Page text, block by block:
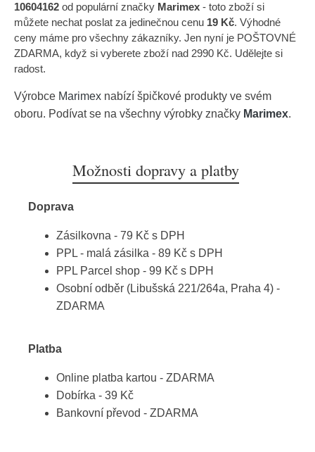
10604162 od populární značky Marimex - toto zboží si
můžete nechat poslat za jedinečnou cenu 19 Kč. Výhodné
ceny máme pro všechny zákazníky. Jen nyní je POŠTOVNÉ
ZDARMA, když si vyberete zboží nad 2990 Kč. Udělejte si
radost.
Výrobce Marimex nabízí špičkové produkty ve svém
oboru. Podívat se na všechny výrobky značky Marimex.
Možnosti dopravy a platby
Doprava
Zásilkovna - 79 Kč s DPH
PPL - malá zásilka - 89 Kč s DPH
PPL Parcel shop - 99 Kč s DPH
Osobní odběr (Libušská 221/264a, Praha 4) -
ZDARMA
Platba
Online platba kartou - ZDARMA
Dobírka - 39 Kč
Bankovní převod - ZDARMA